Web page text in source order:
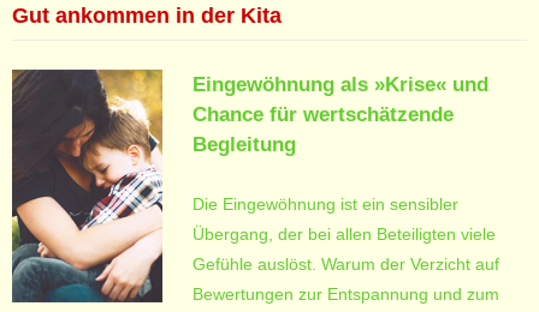
Gut ankommen in der Kita
Eingewöhnung als »Krise« und
Chance für wertschätzende
Begleitung
Die Eingewöhnung ist ein sensibler
Übergang, der bei allen Beteiligten viele
Gefühle auslöst. Warum der Verzicht auf
Bewertungen zur Entspannung und zum